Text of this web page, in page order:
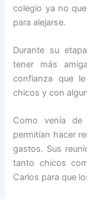
colegio ya no
para alejarse.
Durante su
tener más
confianza que
chicos y con
Como venía de
permitían hacer
gastos. Sus
tanto chicos
Carlos para que